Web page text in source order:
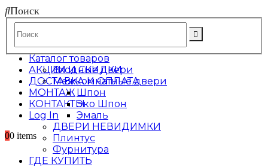
Поиск
АКЦИИ И СКИДКИ
ДОСТАВКА И ОПЛАТА
МОНТАЖ
КОНТАКТЫ
Log In
00 items
Каталог товаров
Входные двери
Межкомнатные двери
Шпон
Эко Шпон
Эмаль
ДВЕРИ НЕВИДИМКИ
Плинтус
Фурнитура
ГДЕ КУПИТЬ